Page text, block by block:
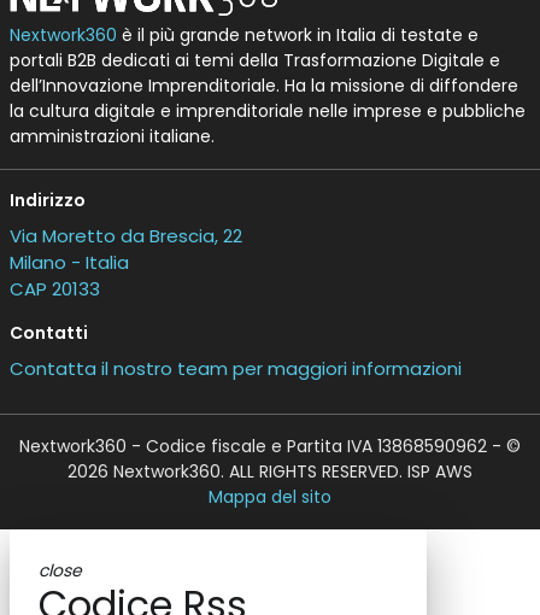
Nextwork360 è il più grande network in Italia di testate e
portali B2B dedicati ai temi della Trasformazione Digitale e
dell’Innovazione Imprenditoriale. Ha la missione di diffondere
la cultura digitale e imprenditoriale nelle imprese e pubbliche
amministrazioni italiane.
Indirizzo
Via Moretto da Brescia, 22
Milano - Italia
CAP 20133
Contatti
Contatta il nostro team per maggiori informazioni
Nextwork360 - Codice fiscale e Partita IVA 13868590962 - ©
2026 Nextwork360. ALL RIGHTS RESERVED. ISP AWS
Mappa del sito
close